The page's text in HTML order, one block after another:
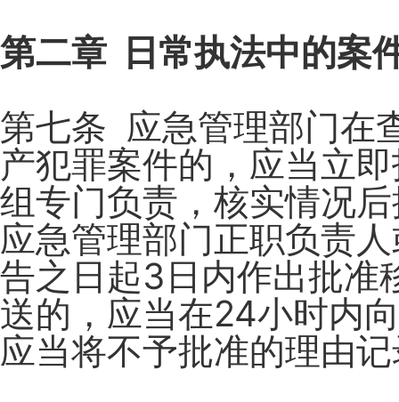
第二章 日常执法中的案
第七条 应急管理部门在
产犯罪案件的，应当立
组专门负责，核实情况
应急管理部门正职负责
告之日起3日内作出批准
送的，应当在24小时内
应当将不予批准的理由